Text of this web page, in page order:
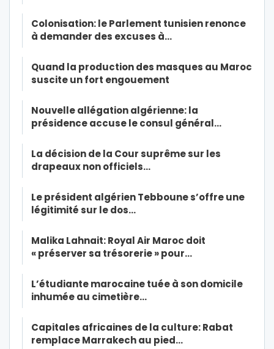
Colonisation: le Parlement tunisien renonce
à demander des excuses à…
Quand la production des masques au Maroc
suscite un fort engouement
Nouvelle allégation algérienne: la
présidence accuse le consul général…
La décision de la Cour suprême sur les
drapeaux non officiels…
Le président algérien Tebboune s’offre une
légitimité sur le dos…
Malika Lahnait: Royal Air Maroc doit
« préserver sa trésorerie » pour…
L’étudiante marocaine tuée à son domicile
inhumée au cimetière…
Capitales africaines de la culture: Rabat
remplace Marrakech au pied…